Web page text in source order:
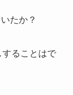
たか？
することはで